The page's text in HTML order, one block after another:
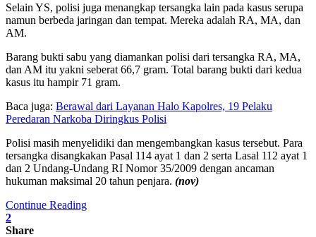
Selain YS, polisi juga menangkap tersangka lain pada kasus serupa
namun berbeda jaringan dan tempat. Mereka adalah RA, MA, dan
AM.
Barang bukti sabu yang diamankan polisi dari tersangka RA, MA,
dan AM itu yakni seberat 66,7 gram. Total barang bukti dari kedua
kasus itu hampir 71 gram.
Baca juga: Berawal dari Layanan Halo Kapolres, 19 Pelaku
Peredaran Narkoba Diringkus Polisi
Polisi masih menyelidiki dan mengembangkan kasus tersebut. Para
tersangka disangkakan Pasal 114 ayat 1 dan 2 serta Lasal 112 ayat 1
dan 2 Undang-Undang RI Nomor 35/2009 dengan ancaman
hukuman maksimal 20 tahun penjara. (nov)
Continue Reading
2
Share